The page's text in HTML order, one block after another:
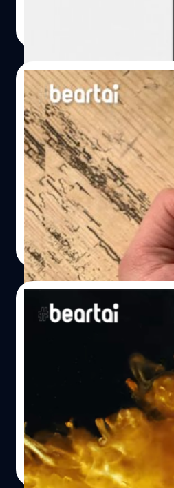
ระทบ นอกจากการผลิตชิ้นส่วน
iPhone รุ่นหนึ่งที่มาพร้อมปุ่มโ
แย้งว่า iPhone 9 ไม่ใช้ฟีเจอร์
ปุ่มโฮม โดยจะใช้ฟีเจอร์สแกนบ
จะมีหน้าจอขนาดใหญ่ด้วย เมื่อช่
มีภาพเรนเดอร์ iPhone 9 หลุด
iPhone 8…
22/01/2020
สื่อนอกเผย iPhone SE 2
กระบวนการผลิตเดือนห
มีนาคมนี้
ยังคงมีความคืบหน้าออกมาอย่า
รุ่นประหยัดที่คาดว่าจะใช้ชื่อว่า
ล่าสุดสำนักข่าว Bloomberg รา
เข้าสู่กระบวนการผลิตเต็มตัวตั้
กำหนดการวางจำหน่ายอย่างเป็
เดือนมีนาคมนี้ สำหรับรายละเอี
นั้น ถูกระบุว่าชิ้นส่วนจะถูกแบ่งใ
หลายเจ้าผลิต ไม่ว่าจะเป็น
Winstron ขณะที่ตัวสเปกนั้นก็ค
ประเทศหลายสำนักออกมารา
Apple A13 เช่นเดียวกับ
8 คาดว่าจะเริ่มต้นที่ขนาดจอ
ฟีเจอร์ Touch ID และมีกล้องห
ประมาณ 399 ดอลลาร์ หรือป
ณัฐพันธ์ ส่งวิรุฬห์| 2391 days ago
Read More
งามหยด! เผยโฉมล่าสุ
แม้ว่าระยะเวลาจะยังอีกยาวไ
ตัวไอโฟนรุ่นใหม่ แต่ในช่วงนี้ก็
ออกมาอย่างต่อเนื่อง โดยเฉพ
ดีไซน์ของไอโฟนตัวใหม่ยังมีให้เ
ConceptsiPhone แชลแนลบน
อร์ของว่าที่ iPhone 12 ออกมา
iPhone 12 นี้ถูกคาดการณ์จากนั
ณัฐพันธ์ ส่งวิรุฬห์| 2401 days ago
Read More